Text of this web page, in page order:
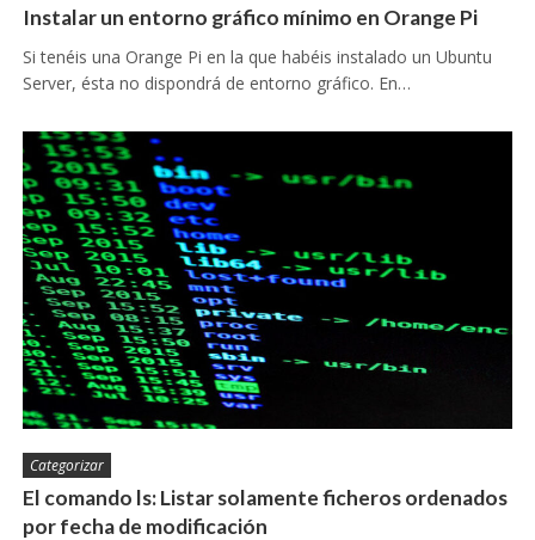
Instalar un entorno gráfico mínimo en Orange Pi
Si tenéis una Orange Pi en la que habéis instalado un Ubuntu
Server, ésta no dispondrá de entorno gráfico. En…
Categorizar
El comando ls: Listar solamente ficheros ordenados
por fecha de modificación